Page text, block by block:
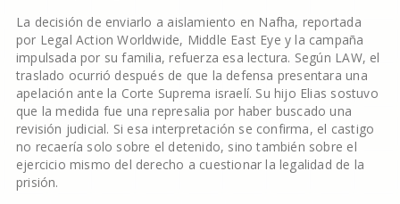
La decisión de enviarlo a aislamiento en Nafha, reportada
por Legal Action Worldwide, Middle East Eye y la campaña
impulsada por su familia, refuerza esa lectura. Según LAW, el
traslado ocurrió después de que la defensa presentara una
apelación ante la Corte Suprema israelí. Su hijo Elias sostuvo
que la medida fue una represalia por haber buscado una
revisión judicial. Si esa interpretación se confirma, el castigo
no recaería solo sobre el detenido, sino también sobre el
ejercicio mismo del derecho a cuestionar la legalidad de la
prisión.